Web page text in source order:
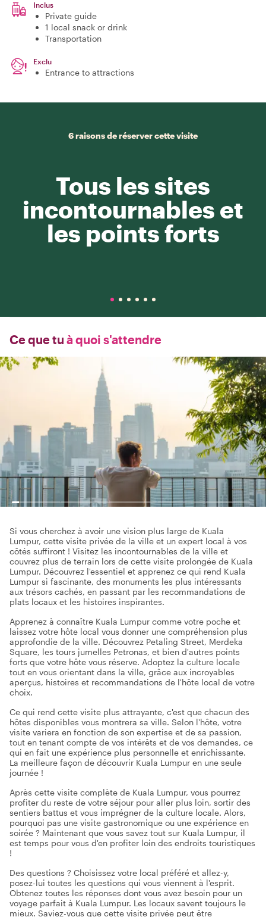
Inclus
Private guide
1 local snack or drink
Transportation
Exclu
Entrance to attractions
6 raisons de réserver cette visite
Tous les sites
incontournables et
les points forts
Ce que tu à quoi s'attendre
Si vous cherchez à avoir une vision plus large de Kuala
Lumpur, cette visite privée de la ville et un expert local à vos
côtés suffiront ! Visitez les incontournables de la ville et
couvrez plus de terrain lors de cette visite prolongée de Kuala
Lumpur. Découvrez l'essentiel et apprenez ce qui rend Kuala
Lumpur si fascinante, des monuments les plus intéressants
aux trésors cachés, en passant par les recommandations de
plats locaux et les histoires inspirantes.
Apprenez à connaître Kuala Lumpur comme votre poche et
laissez votre hôte local vous donner une compréhension plus
approfondie de la ville. Découvrez Petaling Street, Merdeka
Square, les tours jumelles Petronas, et bien d'autres points
forts que votre hôte vous réserve. Adoptez la culture locale
tout en vous orientant dans la ville, grâce aux incroyables
aperçus, histoires et recommandations de l'hôte local de votre
choix.
Ce qui rend cette visite plus attrayante, c'est que chacun des
hôtes disponibles vous montrera sa ville. Selon l'hôte, votre
visite variera en fonction de son expertise et de sa passion,
tout en tenant compte de vos intérêts et de vos demandes, ce
qui en fait une expérience plus personnelle et enrichissante.
La meilleure façon de découvrir Kuala Lumpur en une seule
journée !
Après cette visite complète de Kuala Lumpur, vous pourrez
profiter du reste de votre séjour pour aller plus loin, sortir des
sentiers battus et vous imprégner de la culture locale. Alors,
pourquoi pas une visite gastronomique ou une expérience en
soirée ? Maintenant que vous savez tout sur Kuala Lumpur, il
est temps pour vous d'en profiter loin des endroits touristiques
!
Des questions ? Choisissez votre local préféré et allez-y,
posez-lui toutes les questions qui vous viennent à l'esprit.
Obtenez toutes les réponses dont vous avez besoin pour un
voyage parfait à Kuala Lumpur. Les locaux savent toujours le
mieux. Saviez-vous que cette visite privée peut être